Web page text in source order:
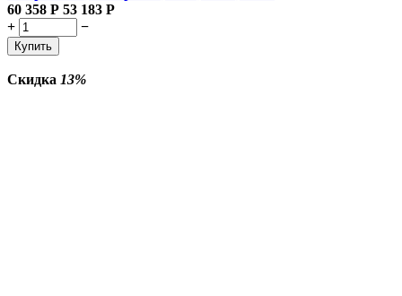
60 358 Р 53 183 Р
+
−
Купить
Скидка 13%